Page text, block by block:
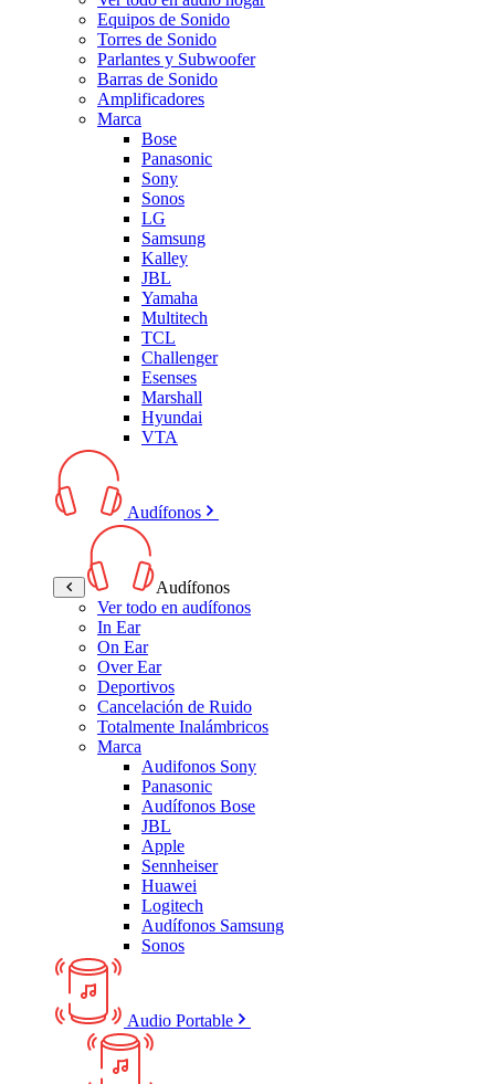
Equipos de Sonido
Torres de Sonido
Parlantes y Subwoofer
Barras de Sonido
Amplificadores
Marca
Bose
Panasonic
Sony
Sonos
LG
Samsung
Kalley
JBL
Yamaha
Multitech
TCL
Challenger
Esenses
Marshall
Hyundai
VTA
Audífonos
Audífonos
Ver todo en audífonos
In Ear
On Ear
Over Ear
Deportivos
Cancelación de Ruido
Totalmente Inalámbricos
Marca
Audifonos Sony
Panasonic
Audífonos Bose
JBL
Apple
Sennheiser
Huawei
Logitech
Audífonos Samsung
Sonos
Audio Portable